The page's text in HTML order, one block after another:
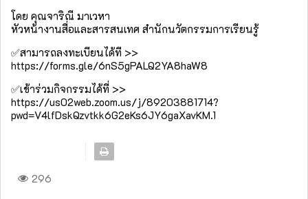
โดย คุณจาริณี มาเวหา
หัวหน้างานสื่อและสารสนเทศ สำนักนวัตกรรมการเรียนรู้
✅สามารถลงทะเบียนได้ที >>
https://forms.gle/6nS5gPALQ2YA8haW8
✅เข้าร่วมกิจกรรมได้ที่ >>
https://us02web.zoom.us/j/89203881714?
pwd=V4lfDskQzvtkk6G2eKs6JY6gaXavKM.1
296